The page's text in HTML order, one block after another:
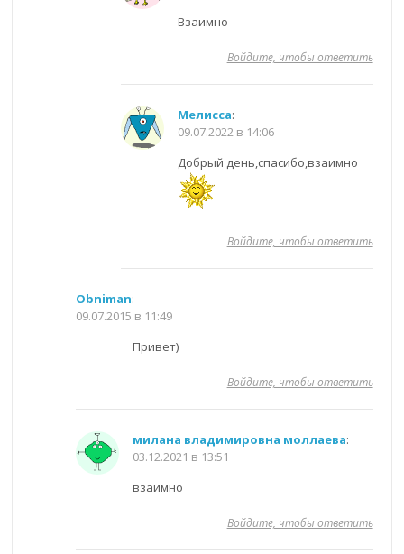
Взаимно
Войдите, чтобы ответить
Мелисса:
09.07.2022 в 14:06
Добрый день,спасибо,взаимно
Войдите, чтобы ответить
Obniman:
09.07.2015 в 11:49
Привет)
Войдите, чтобы ответить
милана владимировна моллаева:
03.12.2021 в 13:51
взаимно
Войдите, чтобы ответить